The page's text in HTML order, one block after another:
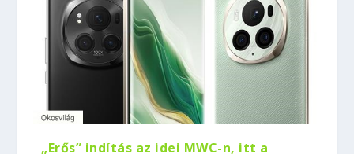
„Erős” indítás az idei MWC-n, itt a